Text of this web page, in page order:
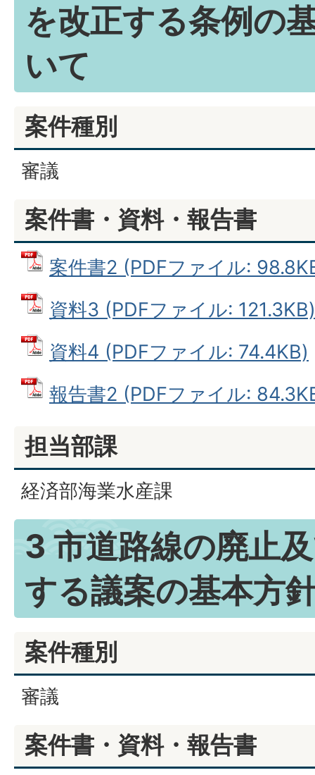
を改正する条例の
いて
案件種別
審議
案件書・資料・報告書
案件書2 (PDFファイル:
資料3 (PDFファイル: 121.3KB)
資料4 (PDFファイル: 74.4KB)
報告書2 (PDFファイル:
担当部課
経済部海業水産課
3 市道路線の廃止
する議案の基本方
案件種別
審議
案件書・資料・報告書